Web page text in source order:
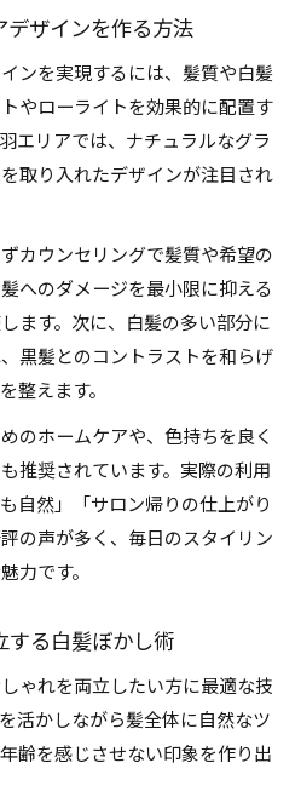
デザインを作る方法
ンを実現するには、髪質や白髪
やローライトを効果的に配置す
エリアでは、ナチュラルなグラ
取り入れたデザインが注目され
カウンセリングで髪質や希望の
へのダメージを最小限に抑える
ます。次に、白髪の多い部分に
黒髪とのコントラストを和らげ
整えます。
のホームケアや、色持ちを良く
推奨されています。実際の利用
自然」「サロン帰りの仕上がり
の声が多く、毎日のスタイリン
力です。
する白髪ぼかし術
ゃれを両立したい方に最適な技
活かしながら髪全体に自然なツ
齢を感じさせない印象を作り出